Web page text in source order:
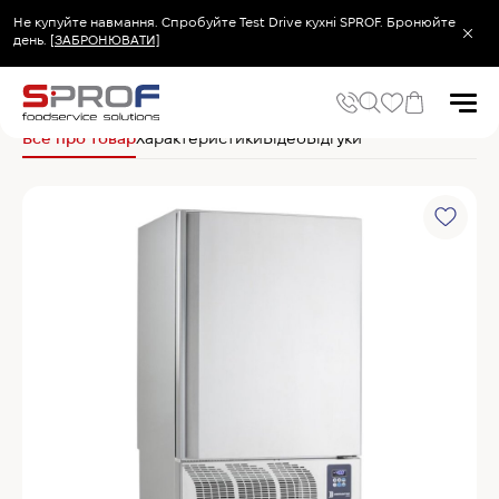
Не купуйте навмання. Спробуйте Test Drive кухні SPROF. Бронюйте
день. [ЗАБРОНЮВАТИ]
Популярні запити
Головна Холодильне та Морозильне обладнанняШафи шокової
Все про товарХарактеристикиВідеоВідгуки